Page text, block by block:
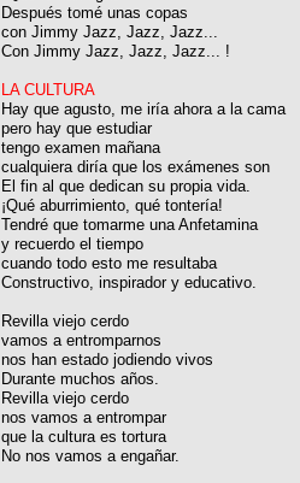
Después tomé unas copas
con Jimmy Jazz, Jazz, Jazz...
Con Jimmy Jazz, Jazz, Jazz... !
LA CULTURA
Hay que agusto, me iría ahora a la cama
pero hay que estudiar
tengo examen mañana
cualquiera diría que los exámenes son
El fin al que dedican su propia vida.
¡Qué aburrimiento, qué tontería!
Tendré que tomarme una Anfetamina
y recuerdo el tiempo
cuando todo esto me resultaba
Constructivo, inspirador y educativo.
Revilla viejo cerdo
vamos a entromparnos
nos han estado jodiendo vivos
Durante muchos años.
Revilla viejo cerdo
nos vamos a entrompar
que la cultura es tortura
No nos vamos a engañar.